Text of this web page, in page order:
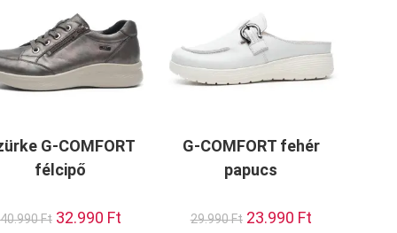
G-COMFORT
félcipő
40.990Ft Original
price
32.990 FtCurrent
price
G-COMFORT fehér
papucs
29.990Ft Original
price
23.990 FtCurrent
price